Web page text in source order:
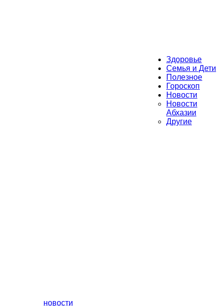
Здоровье
Семья и Дети
Полезное
Гороскоп
Новости
Новости
Абхазии
Другие
новости